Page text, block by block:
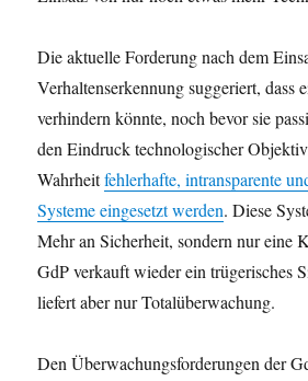
Die aktuelle Forderung nach dem
Verhaltenserkennung suggeriert, dass
verhindern könnte, noch bevor sie
den Eindruck technologischer
Wahrheitfehlerhafte, intransparente
Systeme eingesetzt werden. Diese
Mehr an Sicherheit, sondern nur eine
GdP verkauft wieder ein trügerisches
liefert aber nur Totalüberwachung.
Den Überwachungsforderungen der